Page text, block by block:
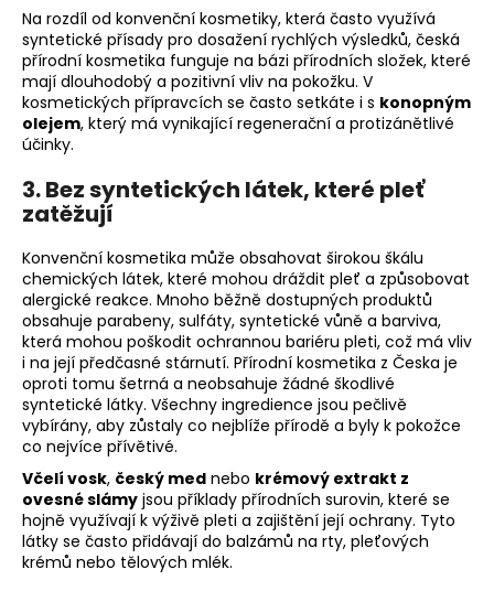
Na rozdíl od konvenční kosmetiky, která často využívá
syntetické přísady pro dosažení rychlých výsledků, česká
přírodní kosmetika funguje na bázi přírodních složek, které
mají dlouhodobý a pozitivní vliv na pokožku. V
kosmetických přípravcích se často setkáte i s konopným
olejem, který má vynikající regenerační a protizánětlivé
účinky.
3. Bez syntetických látek, které pleť
zatěžují
Konvenční kosmetika může obsahovat širokou škálu
chemických látek, které mohou dráždit pleť a způsobovat
alergické reakce. Mnoho běžně dostupných produktů
obsahuje parabeny, sulfáty, syntetické vůně a barviva,
která mohou poškodit ochrannou bariéru pleti, což má vliv
i na její předčasné stárnutí. Přírodní kosmetika z Česka je
oproti tomu šetrná a neobsahuje žádné škodlivé
syntetické látky. Všechny ingredience jsou pečlivě
vybírány, aby zůstaly co nejblíže přírodě a byly k pokožce
co nejvíce přívětivé.
Včelí vosk, český med nebo krémový extrakt z
ovesné slámy jsou příklady přírodních surovin, které se
hojně využívají k výživě pleti a zajištění její ochrany. Tyto
látky se často přidávají do balzámů na rty, pleťových
krémů nebo tělových mlék.